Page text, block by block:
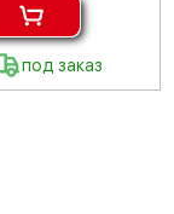
под заказ